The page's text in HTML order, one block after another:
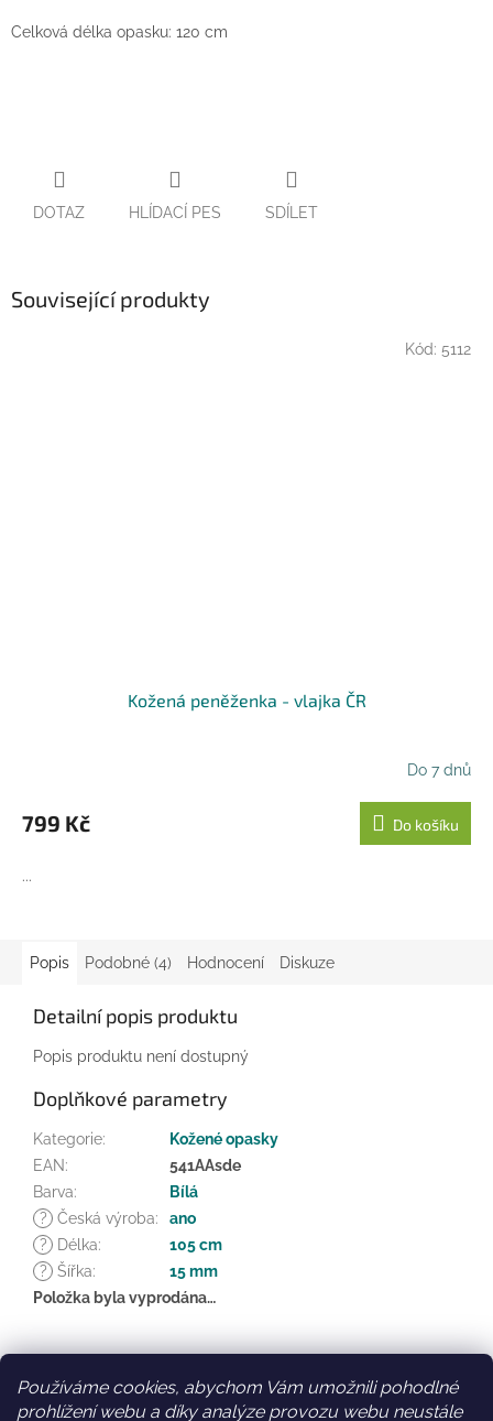
Používáme cookies, abychom Vám umožnili pohodlné
prohlížení webu a díky analýze provozu webu neustále
Celková délka opasku: 120 cm
DOTAZ HLÍDACÍ PES SDÍLET
Související produkty
Kožená peněženka - vlajka ČR
Do 7 dnů
799 Kč Do košíku
...
Kód: 5112
Popis Podobné (4) Hodnocení Diskuze
Detailní popis produktu
Popis produktu není dostupný
Doplňkové parametry
Kategorie:
Kožené opasky
EAN:
541AAsde
Barva:
Bílá
?
Česká výroba:
ano
?
Délka:
105 cm
?
Šířka:
15 mm
Položka byla vyprodána…
Z
Facebook Věrnostní slevy